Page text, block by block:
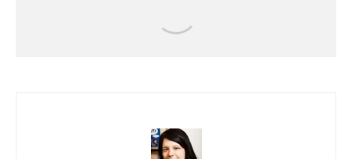
O terceiro álbum de Gracie Abrams,